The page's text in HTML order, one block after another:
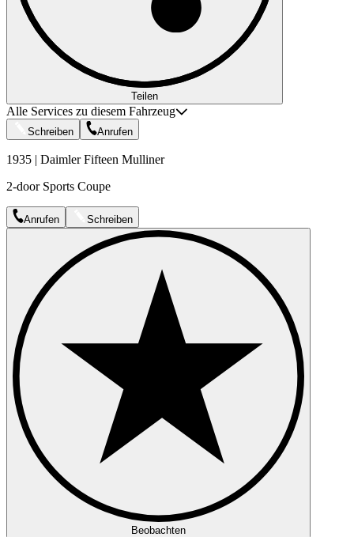
Teilen
Alle Services zu diesem Fahrzeug
Schreiben Anrufen
1935 | Daimler Fifteen Mulliner
2-door Sports Coupe
Anrufen Schreiben
Beobachten